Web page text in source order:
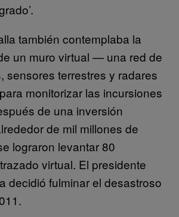
también contemplaba la
un muro virtual — una red de
sensores terrestres y radares
monitorizar las incursiones
de una inversión
de mil millones de
lograron levantar 80
virtual. El presidente
decidió fulminar el desastroso